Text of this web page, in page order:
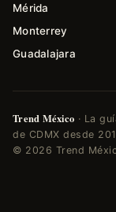
Mérida
Monterrey
Guadalajara
Trend México · La
de CDMX desde
© 2026 Trend